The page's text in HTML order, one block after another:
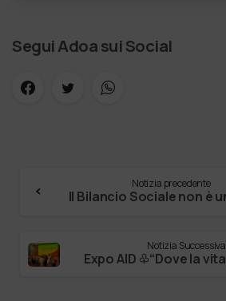
Segui Adoa sui Social
Notizia precedente
Notizia Successiva